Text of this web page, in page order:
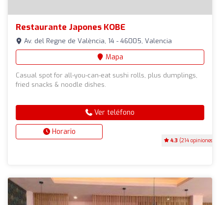
Restaurante Japones KOBE
4.3 (214 opiniones)
Av. del Regne de València, 14 - 46005, Valencia
Mapa
Casual spot for all-you-can-eat sushi rolls, plus dumplings,
fried snacks & noodle dishes.
Ver teléfono
Horario